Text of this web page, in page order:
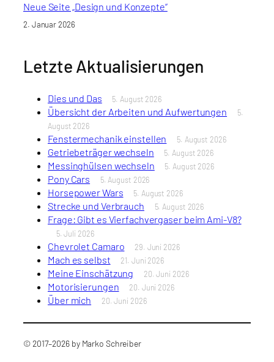
Neue Seite „Design und Konzepte“
2. Januar 2026
Letzte Aktualisierungen
Dies und Das 5. August 2026
Übersicht der Arbeiten und Aufwertungen
5.
August 2026
Fenstermechanik einstellen 5. August 2026
Getriebeträger wechseln 5. August 2026
Messinghülsen wechseln 5. August 2026
Pony Cars 5. August 2026
Horsepower Wars 5. August 2026
Strecke und Verbrauch 5. August 2026
Frage: Gibt es Vierfachvergaser beim Ami-V8?
5. Juli 2026
Chevrolet Camaro 29. Juni 2026
Mach es selbst 21. Juni 2026
Meine Einschätzung 20. Juni 2026
Motorisierungen 20. Juni 2026
Über mich 20. Juni 2026
© 2017–2026 by Marko Schreiber